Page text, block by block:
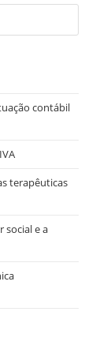
contábil
terapêuticas
social e a